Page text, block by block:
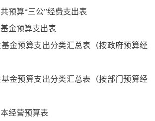
预算“三公”经费支出表
金预算支出表
基金预算支出分类汇总表（按政府预算经
基金预算支出分类汇总表（按部门预算经
经营预算表